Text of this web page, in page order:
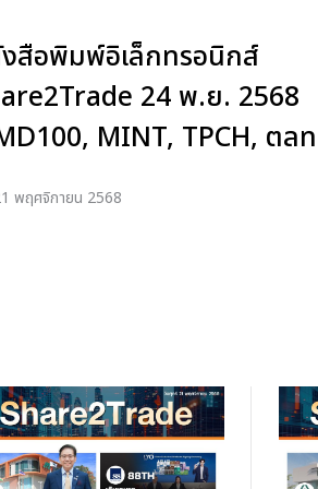
สือพิมพ์อิเล็กทรอนิกส์
24 พ.ย. 2568
MINT, TPCH, ตล
พฤศจิกายน 2568